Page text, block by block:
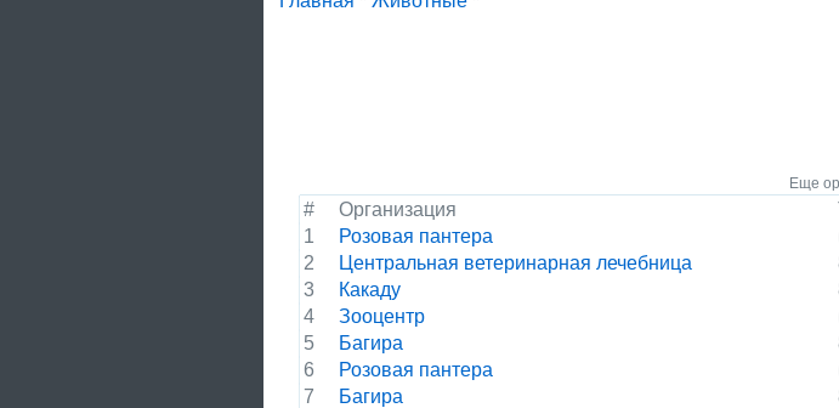
Еще
# Организация
1
Розовая пантера
2
Центральная ветеринарная лечебница
3
Какаду
4
Зооцентр
5
Багира
6
Розовая пантера
7
Багира